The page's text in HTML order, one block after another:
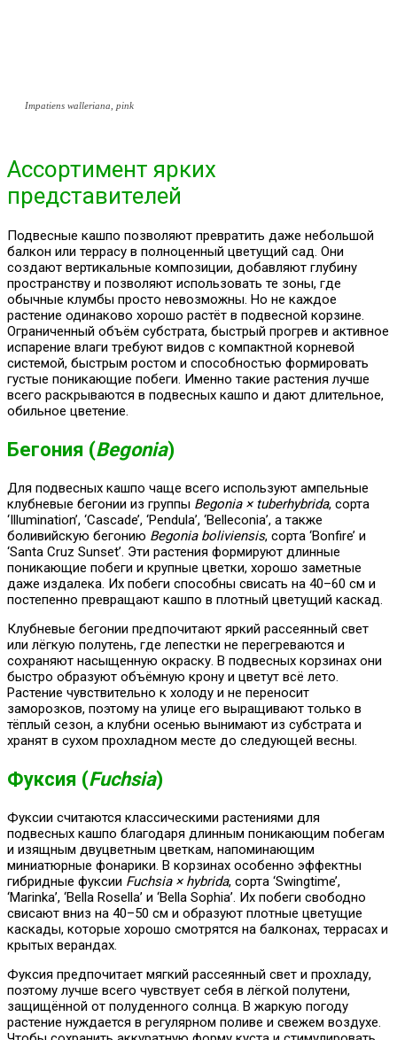
Impatiens walleriana, pink
Ассортимент ярких
представителей
Подвесные кашпо позволяют превратить даже небольшой
балкон или террасу в полноценный цветущий сад. Они
создают вертикальные композиции, добавляют глубину
пространству и позволяют использовать те зоны, где
обычные клумбы просто невозможны. Но не каждое
растение одинаково хорошо растёт в подвесной корзине.
Ограниченный объём субстрата, быстрый прогрев и активное
испарение влаги требуют видов с компактной корневой
системой, быстрым ростом и способностью формировать
густые поникающие побеги. Именно такие растения лучше
всего раскрываются в подвесных кашпо и дают длительное,
обильное цветение.
Бегония (Begonia)
Для подвесных кашпо чаще всего используют ампельные
клубневые бегонии из группы Begonia × tuberhybrida, сорта
‘Illumination’, ‘Cascade’, ‘Pendula’, ‘Belleconia’, а также
боливийскую бегонию Begonia boliviensis, сорта ‘Bonfire’ и
‘Santa Cruz Sunset’. Эти растения формируют длинные
поникающие побеги и крупные цветки, хорошо заметные
даже издалека. Их побеги способны свисать на 40–60 см и
постепенно превращают кашпо в плотный цветущий каскад.
Клубневые бегонии предпочитают яркий рассеянный свет
или лёгкую полутень, где лепестки не перегреваются и
сохраняют насыщенную окраску. В подвесных корзинах они
быстро образуют объёмную крону и цветут всё лето.
Растение чувствительно к холоду и не переносит
заморозков, поэтому на улице его выращивают только в
тёплый сезон, а клубни осенью вынимают из субстрата и
хранят в сухом прохладном месте до следующей весны.
Фуксия (Fuchsia)
Фуксии считаются классическими растениями для
подвесных кашпо благодаря длинным поникающим побегам
и изящным двуцветным цветкам, напоминающим
миниатюрные фонарики. В корзинах особенно эффектны
гибридные фуксии Fuchsia × hybrida, сорта ‘Swingtime’,
‘Marinka’, ‘Bella Rosella’ и ‘Bella Sophia’. Их побеги свободно
свисают вниз на 40–50 см и образуют плотные цветущие
каскады, которые хорошо смотрятся на балконах, террасах и
крытых верандах.
Фуксия предпочитает мягкий рассеянный свет и прохладу,
поэтому лучше всего чувствует себя в лёгкой полутени,
защищённой от полуденного солнца. В жаркую погоду
растение нуждается в регулярном поливе и свежем воздухе.